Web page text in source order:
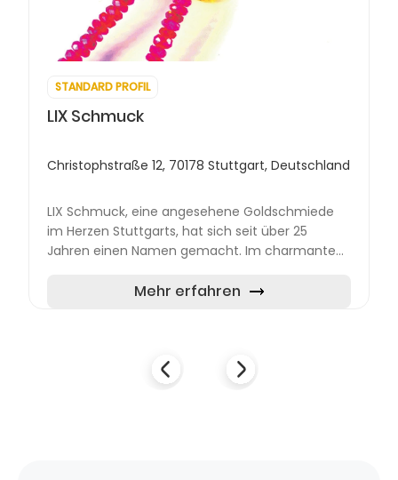
STANDARD PROFIL
LIX Schmuck
Christophstraße 12, 70178 Stuttgart, Deutschland
LIX Schmuck, eine angesehene Goldschmiede
im Herzen Stuttgarts, hat sich seit über 25
Jahren einen Namen gemacht. Im charmanten
handgefertigte und einzigarti...
Mehr erfahren